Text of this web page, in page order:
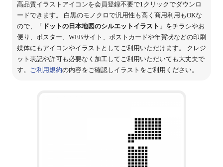
高品質イラストアイコンを会員登録不要で1クリックでダウンロ
ードできます。 白黒のモノクロで汎用性も高く商用利用もOKな
ので、「 ドットの日本地図のシルエットイラスト 」をチラシやお
便り、ポスター、WEBサイト、ポストカードや年賀状などの印刷
媒体にもアイコンやイラストとしてご利用いただけます。 クレジ
ット表記や許可も必要なく加工してご利用いただいても大丈夫で
す。 ご利用規約の内容をご確認しイラストをご利用ください。